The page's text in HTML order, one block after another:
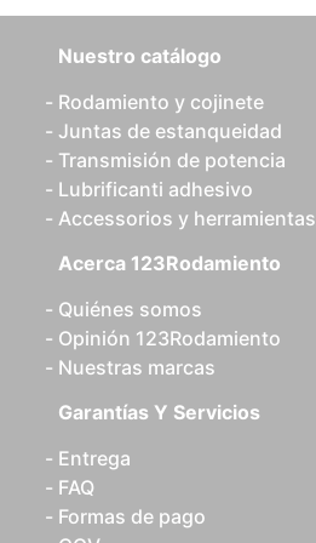
Nuestro catálogo
Rodamiento y cojinete
Juntas de estanqueidad
Transmisión de potencia
Lubrificanti adhesivo
Accessorios y herramientas
Acerca 123Rodamiento
Quiénes somos
Opinión 123Rodamiento
Nuestras marcas
Garantías Y Servicios
Entrega
FAQ
Formas de pago